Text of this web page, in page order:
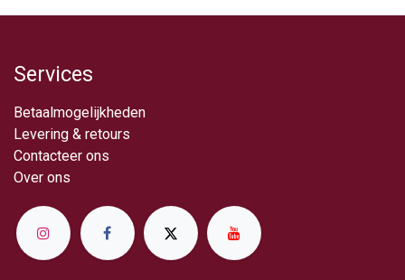
Services
Betaalmogelijkheden
Levering & retou​rs
Contacteer ons
Over ​ons